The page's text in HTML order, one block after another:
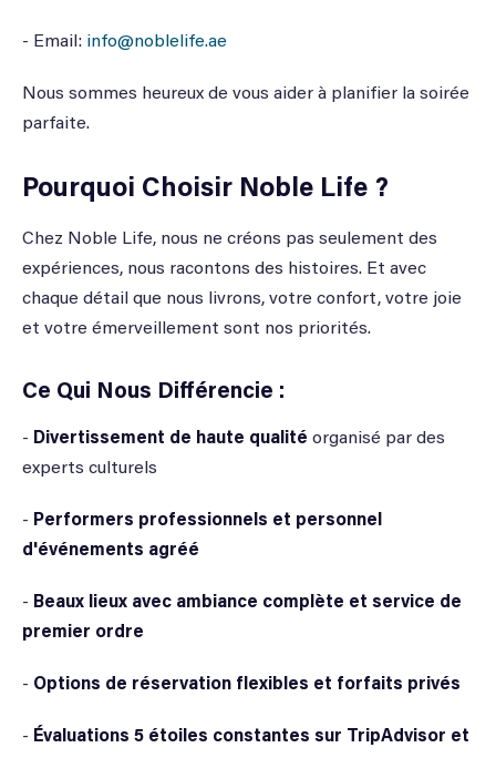
- Email: info@noblelife.ae
Nous sommes heureux de vous aider à planifier la soirée
parfaite.
Pourquoi Choisir Noble Life ?
Chez Noble Life, nous ne créons pas seulement des
expériences, nous racontons des histoires. Et avec
chaque détail que nous livrons, votre confort, votre joie
et votre émerveillement sont nos priorités.
Ce Qui Nous Différencie :
- Divertissement de haute qualité organisé par des
experts culturels
- Performers professionnels et personnel
d'événements agréé
- Beaux lieux avec ambiance complète et service de
premier ordre
- Options de réservation flexibles et forfaits privés
- Évaluations 5 étoiles constantes sur TripAdvisor et